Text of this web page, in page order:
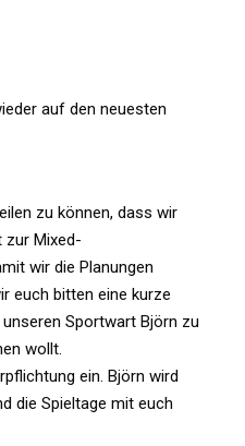
auf den neuesten
zu können, dass wir
zur Mixed-
wir die Planungen
euch bitten eine kurze
Sportwart Björn zu
wollt.
ein. Björn wird
die Spieltage mit euch